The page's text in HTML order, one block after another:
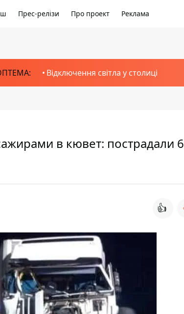
Прес-релізи Про проект Реклама
Відключення світла у столиці
в кювет: пострадали 6
👍